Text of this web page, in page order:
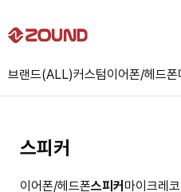
브랜드(ALL)커스텀이어폰/헤드폰
스피커
이어폰/헤드폰스피커 마이크레